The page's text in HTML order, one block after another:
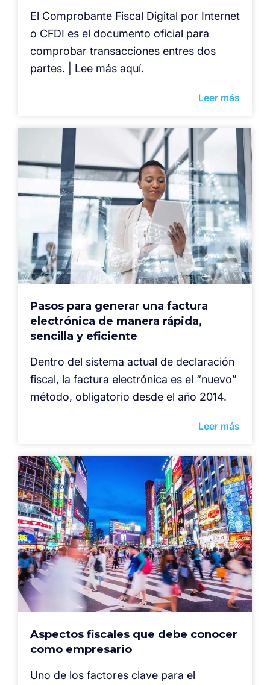
El Comprobante Fiscal Digital por Internet
o CFDI es el documento oficial para
comprobar transacciones entres dos
partes. | Lee más aquí.
Leer más
Pasos para generar una factura
electrónica de manera rápida,
sencilla y eficiente
Dentro del sistema actual de declaración
fiscal, la factura electrónica es el “nuevo”
método, obligatorio desde el año 2014.
Leer más
Aspectos fiscales que debe conocer
como empresario
Uno de los factores clave para el